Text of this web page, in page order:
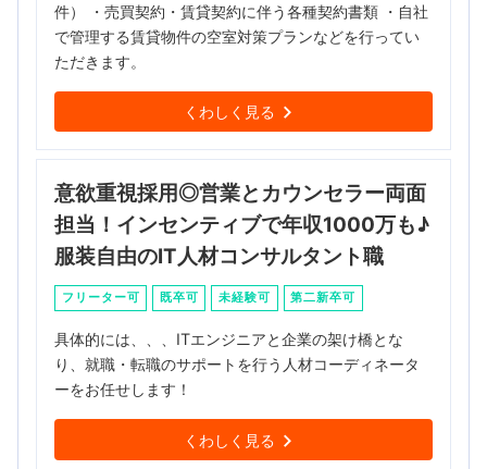
件） ・売買契約・賃貸契約に伴う各種契約書類 ・自社
で管理する賃貸物件の空室対策プランなどを行ってい
ただきます。
くわしく見る
意欲重視採用◎営業とカウンセラー両面
担当！インセンティブで年収1000万も♪
服装自由のIT人材コンサルタント職
フリーター可 既卒可 未経験可 第二新卒可
具体的には、、、ITエンジニアと企業の架け橋とな
り、就職・転職のサポートを行う人材コーディネータ
ーをお任せします！
くわしく見る